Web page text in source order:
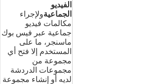
الفيديو
الجماعيةولإجراء
مكالمات فيديو
جماعية عبر فيس بوك
ماسنجر، ما على
المستخدم إلا فتح أي
مجموعة من
مجموعات الدردشة
لديه أو إنشاء مجموعة